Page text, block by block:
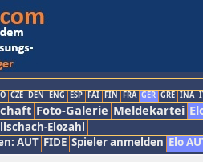
CZE DEN ENG ESP FAI FIN FRA GER GRE INA
Foto-Galerie Meldekartei
Elozahl
AUT FIDE Spieler anmelden Elo